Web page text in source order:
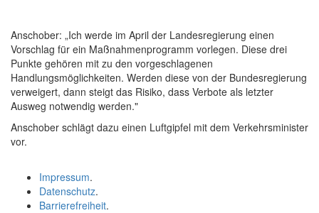
Anschober: „Ich werde im April der Landesregierung einen
Vorschlag für ein Maßnahmenprogramm vorlegen. Diese drei
Punkte gehören mit zu den vorgeschlagenen
Handlungsmöglichkeiten. Werden diese von der Bundesregierung
verweigert, dann steigt das Risiko, dass Verbote als letzter
Ausweg notwendig werden."
Anschober schlägt dazu einen Luftgipfel mit dem Verkehrsminister
vor.
Impressum.
Datenschutz.
Barrierefreiheit.